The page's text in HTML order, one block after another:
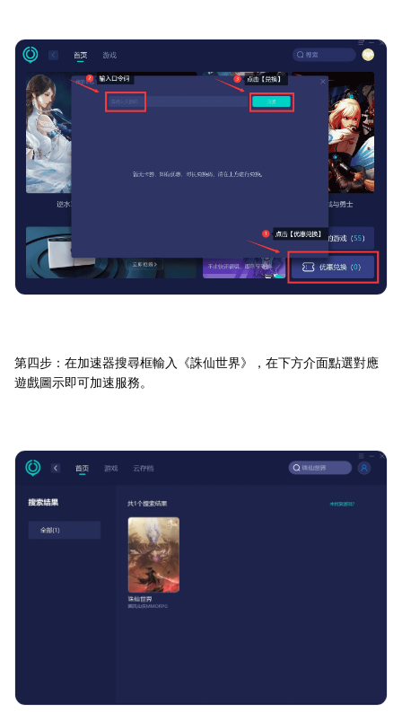
第四步：在加速器搜尋框輸入《誅仙世界》，在下方介面點選對應
遊戲圖示即可加速服務。